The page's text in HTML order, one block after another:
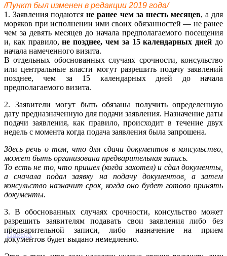
/Пункт был изменен в редакции 2019 года/
1. Заявления подаютсяне ранее чем за шесть месяцев, а для
моряков при исполнении ими своих обязанностей — не ранее
чем за девять месяцев до начала предполагаемого посещения
и, как правило,не позднее, чем за 15 календарных дней до
начала намеченного визита.
В отдельных обоснованных случаях срочности, консульство
или центральные власти могут разрешить подачу заявлений
позднее, чем за 15 календарных дней до начала
предполагаемого визита.
2. Заявители могут быть обязаны получить определенную
дату предназначенную для подачи заявления. Назначение даты
подачи заявления, как правило, происходит в течение двух
недель с момента когда подача заявления была запрошена.
Здесь речь о том, что для сдачи документов в консульство,
может быть организована предварительная запись.
То есть не то, что пришел (когда захотел) и сдал документы,
а сначала подал заявку на подачу документов, а затем
консульство назначит срок, когда оно будет готово принять
документы.
3. В обоснованных случаях срочности, консульство может
разрешить заявителям подавать свои заявления либо без
предварительной записи, либо назначение на прием
документов будет выдано немедленно.